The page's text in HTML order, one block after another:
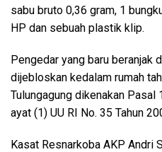
sabu bruto 0,36 gram, 1
HP dan sebuah plastik klip.
Pengedar yang baru beranjak
dijebloskan kedalam rumah
Tulungagung dikenakan
ayat (1) UU RI No. 35 Tahun
Kasat Resnarkoba AKP Andri